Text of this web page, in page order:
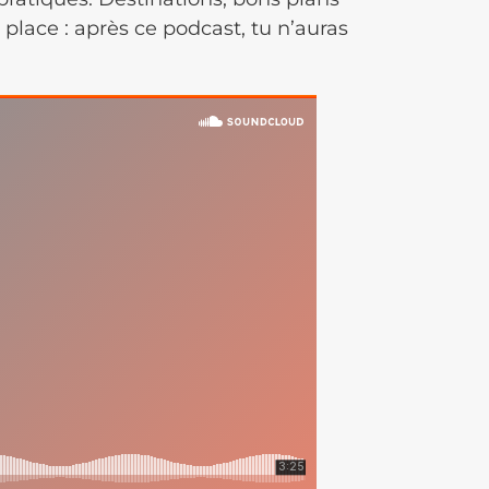
: après ce podcast, tu n’auras